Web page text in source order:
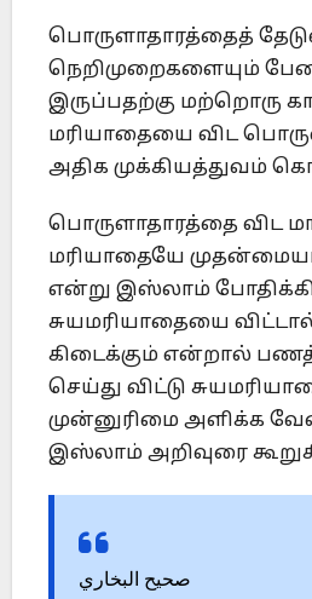
பொருளாதாரத்தைத்
நெறிமுறைகளையும்
இருப்பதற்கு மற்றொரு
மரியாதையை விட
அதிக முக்கியத்துவம்
பொருளாதாரத்தை விட
மரியாதையே
என்று இஸ்லாம்
சுயமரியாதையை
கிடைக்கும் என்றால்
செய்து விட்டு
முன்னுரிமை அளிக்க
இஸ்லாம் அறிவுரை
صحيح البخاري